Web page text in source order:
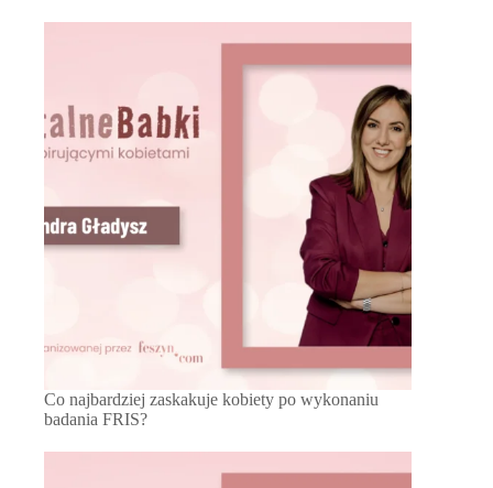
Co najbardziej zaskakuje kobiety po wykonaniu
badania FRIS?